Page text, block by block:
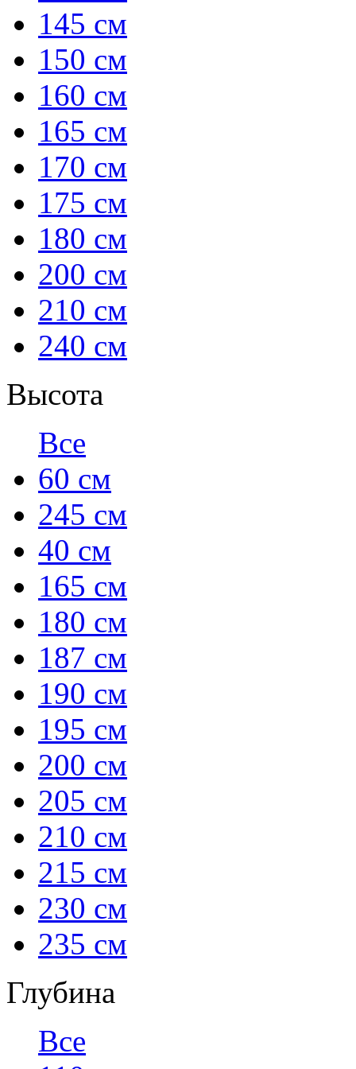
145 см
150 см
160 см
165 см
170 см
175 см
180 см
200 см
210 см
240 см
Высота
Все
60 см
245 см
40 см
165 см
180 см
187 см
190 см
195 см
200 см
205 см
210 см
215 см
230 см
235 см
Глубина
Все